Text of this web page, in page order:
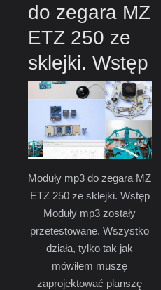
do zegara MZ
ETZ 250 ze
sklejki. Wstęp
Moduły mp3 do zegara MZ
ETZ 250 ze sklejki. Wstęp
Moduły mp3 zostały
przetestowane. Wszystko
działa, tylko tak jak
mówiłem muszę
zaprojektować planszę